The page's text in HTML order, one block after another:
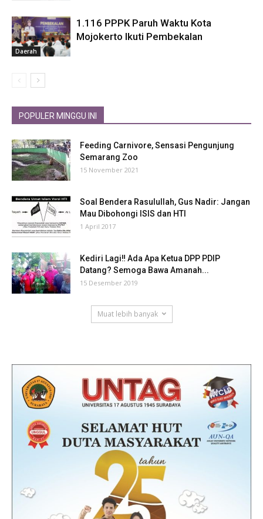
Daerah
1.116 PPPK Paruh Waktu Kota
Mojokerto Ikuti Pembekalan
POPULER MINGGU INI
Feeding Carnivore, Sensasi Pengunjung
Semarang Zoo
15 November 2021
Soal Bendera Rasulullah, Gus Nadir: Jangan
Mau Dibohongi ISIS dan HTI
1 April 2017
Kediri Lagi‼ Ada Apa Ketua DPP PDIP
Datang? Semoga Bawa Amanah...
15 Desember 2019
Muat lebih banyak